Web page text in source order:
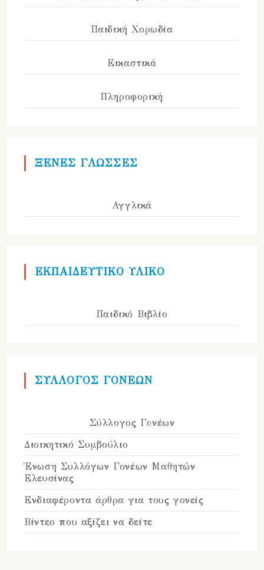
Παιδική Χορωδία
Εικαστικά
Πληροφορική
ΞΕΝΕΣ ΓΛΩΣΣΕΣ
Αγγλικά
ΕΚΠΑΙΔΕΥΤΙΚΟ ΥΛΙΚΟ
Παιδικό Βιβλίο
ΣΥΛΛΟΓΟΣ ΓΟΝΕΩΝ
Σύλλογος Γονέων
Διοικητικό Συμβούλιο
Ένωση Συλλόγων Γονέων Μαθητών
Ελευσίνας
Ενδιαφέροντα άρθρα για τους γονείς
Βίντεο που αξίζει να δείτε